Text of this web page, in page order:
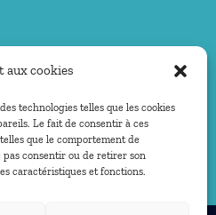
aux cookies
technologies telles que les cookies
Le fait de consentir à ces
que le comportement de
consentir ou de retirer son
caractéristiques et fonctions.